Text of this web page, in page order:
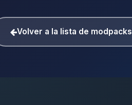
Volver a la lista de modpacks